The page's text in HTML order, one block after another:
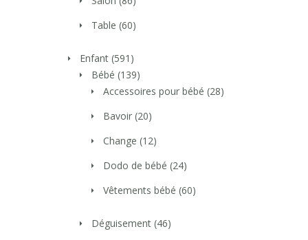
Table (60)
Enfant (591)
Bébé (139)
Accessoires pour bébé (28)
Bavoir (20)
Change (12)
Dodo de bébé (24)
Vêtements bébé (60)
Déguisement (46)